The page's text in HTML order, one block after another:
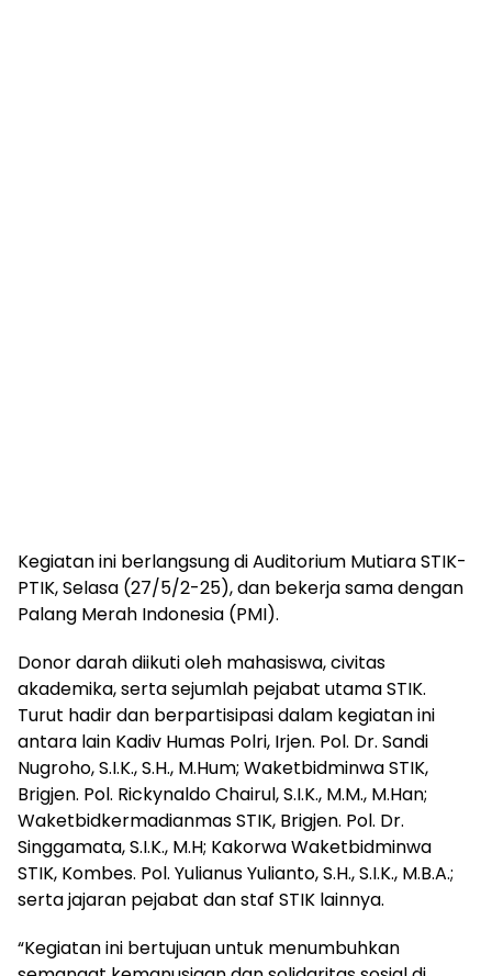
Kegiatan ini berlangsung di Auditorium Mutiara STIK-
PTIK, Selasa (27/5/2-25), dan bekerja sama dengan
Palang Merah Indonesia (PMI).
Donor darah diikuti oleh mahasiswa, civitas
akademika, serta sejumlah pejabat utama STIK.
Turut hadir dan berpartisipasi dalam kegiatan ini
antara lain Kadiv Humas Polri, Irjen. Pol. Dr. Sandi
Nugroho, S.I.K., S.H., M.Hum; Waketbidminwa STIK,
Brigjen. Pol. Rickynaldo Chairul, S.I.K., M.M., M.Han;
Waketbidkermadianmas STIK, Brigjen. Pol. Dr.
Singgamata, S.I.K., M.H; Kakorwa Waketbidminwa
STIK, Kombes. Pol. Yulianus Yulianto, S.H., S.I.K., M.B.A.;
serta jajaran pejabat dan staf STIK lainnya.
“Kegiatan ini bertujuan untuk menumbuhkan